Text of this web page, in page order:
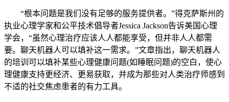
“根本问题是我们没有足够的服务提供者。”得克萨斯州的
执业心理学家和公平技术倡导者Jessica Jackson告诉美国心理
学会，“虽然心理治疗应该人人都能享受，但并非人人都需
要。聊天机器人可以填补这一需求。”文章指出，聊天机器人
的培训可以填补某些心理健康问题(如睡眠问题)的空白，使心
理健康支持更经济、更易获取，并成为那些对人类治疗师感到
不适的社交焦虑患者的有力工具。